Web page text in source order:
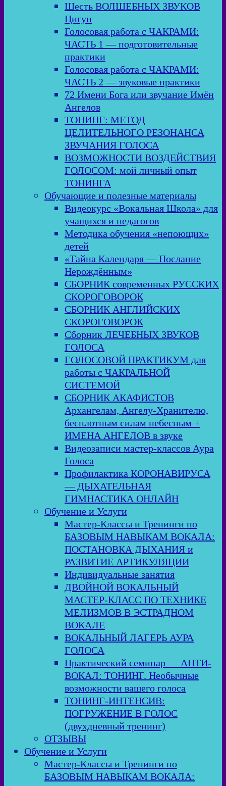
Шесть ВОЛШЕБНЫХ ЗВУКОВ
Цигун
Голосовая работа с ЧАКРАМИ:
ЧАСТЬ 1 — подготовительные
практики
Голосовая работа с ЧАКРАМИ:
ЧАСТЬ 2 — звуковые практики
72 Имени Бога или звучание Имён
Ангелов
ТОНИНГ: МЕТОД
ЦЕЛИТЕЛЬНОГО РЕЗОНАНСА
ЗВУЧАНИЯ ГОЛОСА
ВОЗМОЖНОСТИ ВОЗДЕЙСТВИЯ
ГОЛОСОМ: мой личный опыт
ТОНИНГА
Обучающие и полезные материалы
Видеокурс «Вокальная Школа» для
учащихся и педагогов
Методика обучения «непоющих»
детей
«Тайна Календаря — Послание
Нерождённым»
СБОРНИК современных РУССКИХ
СКОРОГОВОРОК
СБОРНИК АНГЛИЙСКИХ
СКОРОГОВОРОК
Сборник ЛЕЧЕБНЫХ ЗВУКОВ
ГОЛОСА
ГОЛОСОВОЙ ПРАКТИКУМ для
работы с ЧАКРАЛЬНОЙ
СИСТЕМОЙ
СБОРНИК АКАФИСТОВ
Архангелам, Ангелу-Хранителю,
бесплотным силам небесным +
ИМЕНА АНГЕЛОВ в звуке
Видеозаписи мастер-классов Аура
Голоса
Профилактика КОРОНАВИРУСА
— ДЫХАТЕЛЬНАЯ
ГИМНАСТИКА ОНЛАЙН
Обучение и Услуги
Мастер-Классы и Тренинги по
БАЗОВЫМ НАВЫКАМ ВОКАЛА:
ПОСТАНОВКА ДЫХАНИЯ и
РАЗВИТИЕ АРТИКУЛЯЦИИ
Индивидуальные занятия
ДВОЙНОЙ ВОКАЛЬНЫЙ
МАСТЕР-КЛАСС ПО ТЕХНИКЕ
МЕЛИЗМОВ В ЭСТРАДНОМ
ВОКАЛЕ
ВОКАЛЬНЫЙ ЛАГЕРЬ АУРА
ГОЛОСА
Практический семинар — АНТИ-
ВОКАЛ: ТОНИНГ. Необычные
возможности вашего голоса
ТОНИНГ-ИНТЕНСИВ:
ПОГРУЖЕНИЕ В ГОЛОС
(двухдневный тренинг)
ОТЗЫВЫ
Обучение и Услуги
Мастер-Классы и Тренинги по
БАЗОВЫМ НАВЫКАМ ВОКАЛА: